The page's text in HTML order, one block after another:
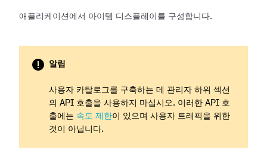
애플리케이션에서 아이템 디스플레이를 구성합니다.
알림
사용자 카탈로그를 구축하는 데 관리자 하위 섹션
의 API 호출을 사용하지 마십시오. 이러한 API 호
출에는 속도 제한이 있으며 사용자 트래픽을 위한
것이 아닙니다.